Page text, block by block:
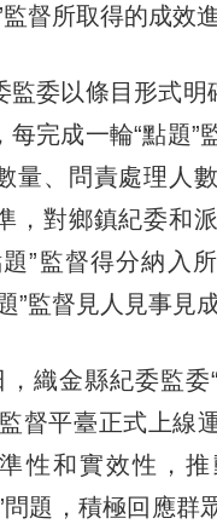
督所取得的成效
委以條目形式明
每完成一輪“點題”
量、問責處理人
，對鄉鎮紀委和
”監督得分納入
”監督見人見事見成
金縣紀委監委“
督平臺正式上線
性和實效性，
問題，積極回應群